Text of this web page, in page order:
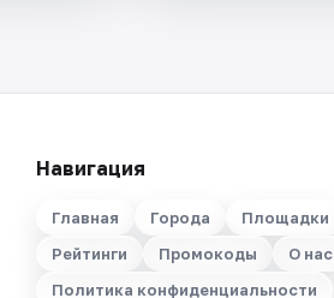
Навигация
Главная Города Площадки
Рейтинги
Промокоды О нас
Политика конфиденциальности